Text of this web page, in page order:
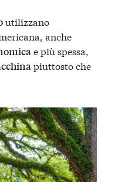
utilizzano
anche
e più spessa,
piuttosto che